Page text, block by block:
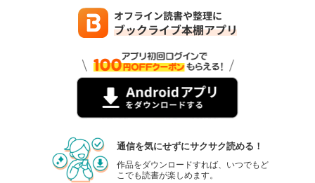
あらすじを表示する
写真ライフ2019年冬号
838円 (税込)
写真ライフ2018年秋号
838円 (税込)
通信を気にせずにサクサク読める！
作品をダウンロードすれば、いつでもど
こでも読書が楽しめます。